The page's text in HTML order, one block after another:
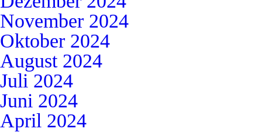
November 2024
Oktober 2024
August 2024
Juli 2024
Juni 2024
April 2024